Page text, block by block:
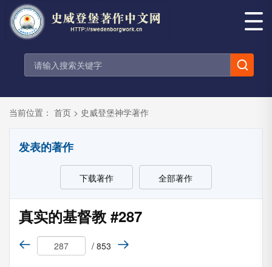
当前位置： 首页 > 史威登堡神学著作
发表的著作
下载著作 全部著作
真实的基督教 #287
/ 853